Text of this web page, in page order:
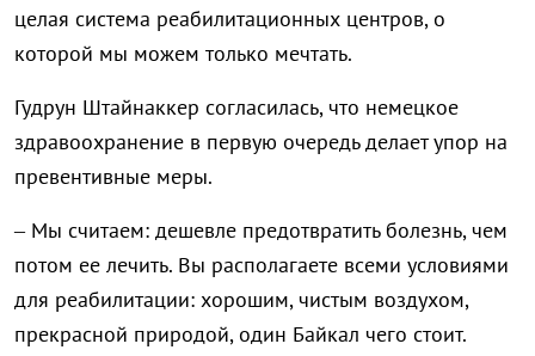
целая система реабилитационных центров, о
которой мы можем только мечтать.
Гудрун Штайнаккер согласилась, что немецкое
здравоохранение в первую очередь делает упор на
превентивные меры.
– Мы считаем: дешевле предотвратить болезнь, чем
потом ее лечить. Вы располагаете всеми условиями
для реабилитации: хорошим, чистым воздухом,
прекрасной природой, один Байкал чего стоит.